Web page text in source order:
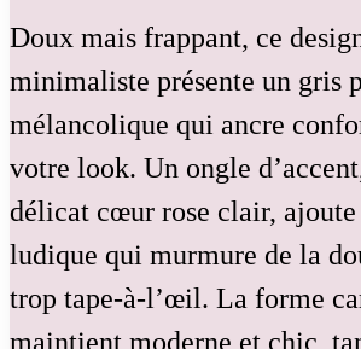
Doux mais frappant, ce
minimaliste présente un gris
mélancolique qui ancre
votre look. Un ongle
délicat cœur rose clair, ajoute
ludique qui murmure de la
trop tape-à-l’œil. La forme
maintient moderne et chic,